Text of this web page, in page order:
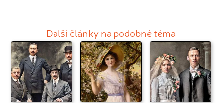
Další články na podobné téma